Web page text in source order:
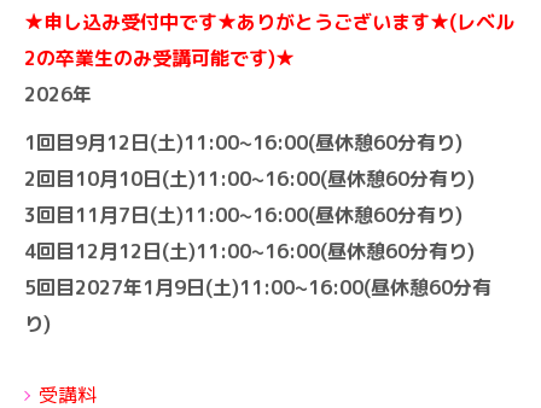
★申し込み受付中です★ありがとうございます★(レベル
2の卒業生のみ受講可能です)★
2026年
1回目9月12日(土)11:00~16:00(昼休憩60分有り)
2回目10月10日(土)11:00~16:00(昼休憩60分有り)
3回目11月7日(土)11:00~16:00(昼休憩60分有り)
4回目12月12日(土)11:00~16:00(昼休憩60分有り)
5回目2027年1月9日(土)11:00~16:00(昼休憩60分有
り)
受講料